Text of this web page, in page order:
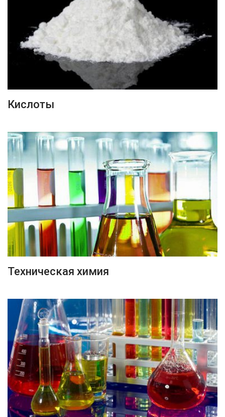
ПОДРОБНЕЕ
Кислоты
ПОДРОБНЕЕ
Техническая химия
ПОДРОБНЕЕ